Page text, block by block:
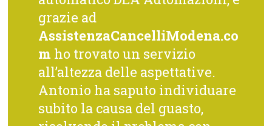
grazie ad
AssistenzaCancelliModena.co
m ho trovato un servizio
all’altezza delle aspettative.
Antonio ha saputo individuare
subito la causa del guasto,